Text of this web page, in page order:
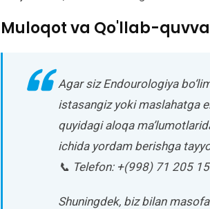
Muloqot va Qo'llab-
Agar siz Endourologiya
istasangiz yoki maslahatga
quyidagi aloqa
ichida yordam berishga
📞 Telefon: +(998) 71 205
Shuningdek, biz bilan